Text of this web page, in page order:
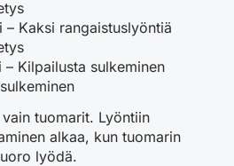
Kaksi rangaistuslyöntiä
Kilpailusta sulkeminen
tuomarit. Lyöntiin
alkaa, kun tuomarin
lyödä.